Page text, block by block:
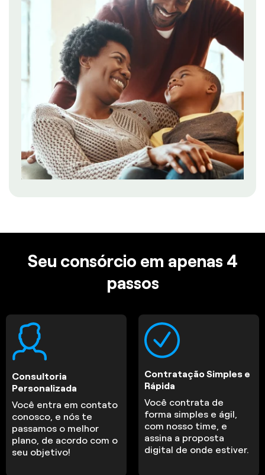
Seu consórcio em apenas 4
passos
Consultoria
Personalizada
Você entra em contato
conosco, e nós te
passamos o melhor
plano, de acordo com o
seu objetivo!
Contratação Simples e
Rápida
Você contrata de
forma simples e ágil,
com nosso time, e
assina a proposta
digital de onde estiver.